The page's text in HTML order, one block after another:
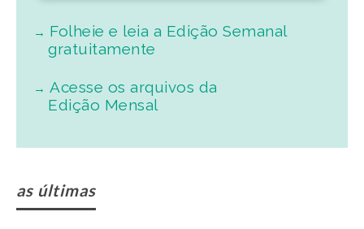
Folheie e leia a Edição Semanal
gratuitamente
Acesse os arquivos da
Edição Mensal
as últimas